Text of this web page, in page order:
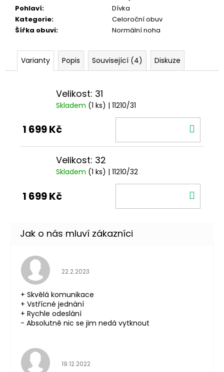
Pohlaví:
Dívka
Kategorie:
Celoroční obuv
Šířka obuvi: Normální noha
Varianty Popis Související (4) Diskuze
Velikost: 31
Skladem (1 ks) | 11210/31
1 699 Kč
Velikost: 32
Skladem (1 ks) | 11210/32
1 699 Kč
Hodnocení obchodu je 5 z 5 hvězdiček.
22.2.2023
+ Skvělá komunikace
+ Vstřícné jednání
+ Rychle odeslání
- Absolutně nic se jim nedá vytknout
Hodnocení obchodu je 5 z 5 hvězdiček.
19.12.2022